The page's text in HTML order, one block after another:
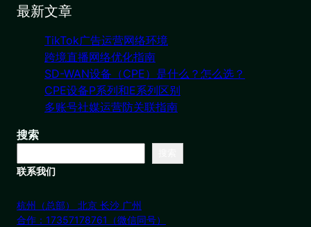
最新文章
TikTok广告运营网络环境
跨境直播网络优化指南
SD-WAN设备（CPE）是什么？怎么选？
CPE设备P系列和E系列区别
多账号社媒运营防关联指南
搜索
联系我们
杭州（总部） 北京 长沙 广州
合作：17357178761（微信同号）